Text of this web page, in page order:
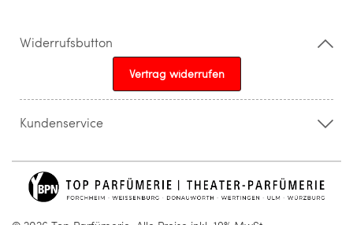
Widerrufsbutton
Vertrag widerrufen
Kundenservice
info@topparfuemerie.de